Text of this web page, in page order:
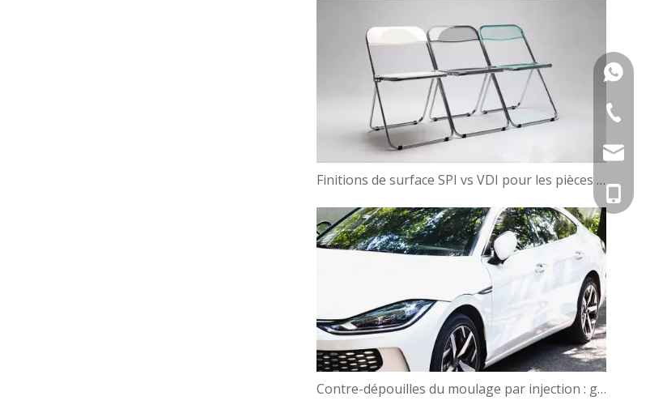
Finitions de surface SPI vs VDI pour les pièces moulées
Contre-dépouilles du moulage par injection : glissières, élévateurs ou inserts ?
+86-
+86-